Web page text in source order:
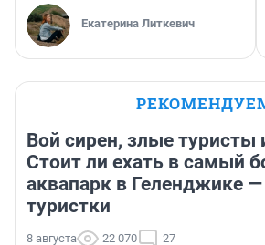
Екатерина Литкевич
Вой сирен, злые туристы
Стоит ли ехать в самый
аквапарк в Геленджике
туристки
8 августа 22 070 27